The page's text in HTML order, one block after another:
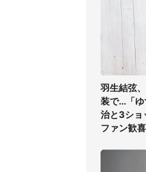
羽生結弦
装で...「
治と3ショ
ファン歓喜